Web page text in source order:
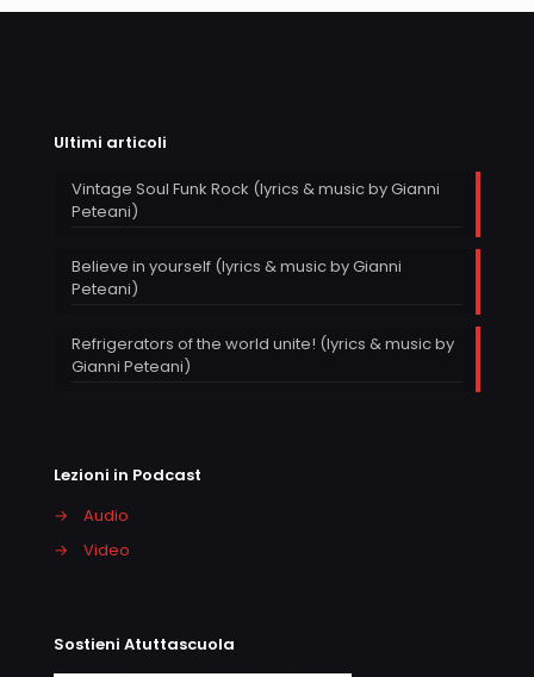
Ultimi articoli
Vintage Soul Funk Rock (lyrics & music by Gianni
Peteani)
Believe in yourself (lyrics & music by Gianni
Peteani)
Refrigerators of the world unite! (lyrics & music by
Gianni Peteani)
Lezioni in Podcast
→
Audio
→
Video
Sostieni Atuttascuola